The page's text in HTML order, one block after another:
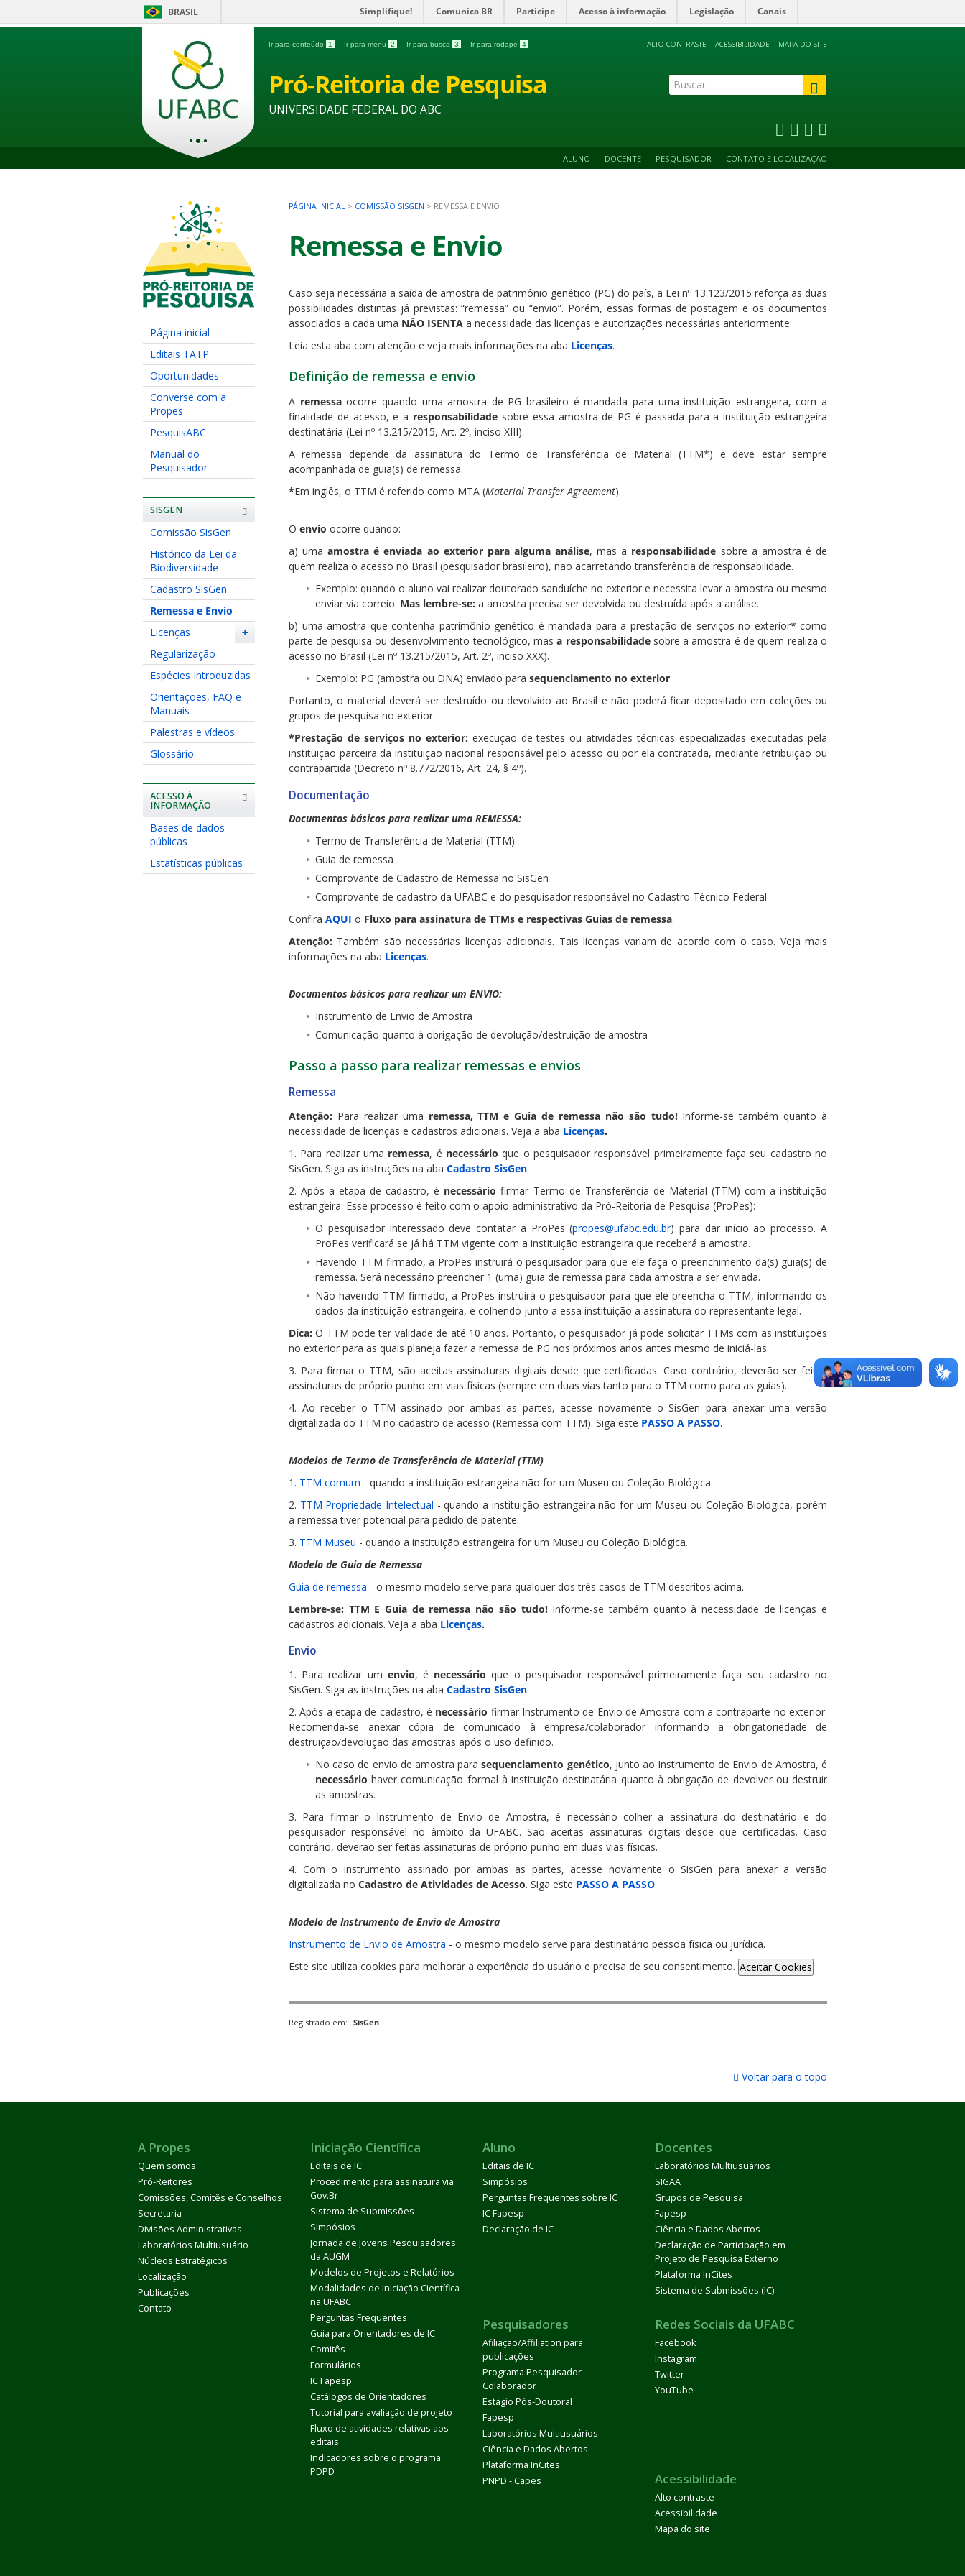
BRASIL Simplifique! Comunica BR Participe Acesso à informação Legislação Canais
Ir para conteúdo 1 Ir para menu 2 Ir para busca 3 Ir para rodapé 4 ALTO CONTRASTE ACESSIBILIDADE MAPA DO SITE
Pró-Reitoria de Pesquisa
UNIVERSIDADE FEDERAL DO ABC
ALUNO DOCENTE PESQUISADOR CONTATO E LOCALIZAÇÃO
Página inicial
Editais TATP
Oportunidades
Converse com a
Propes
PesquisABC
Manual do
Pesquisador
SISGEN
Comissão SisGen
Histórico da Lei da
Biodiversidade
Cadastro SisGen
Remessa e Envio
+
Licenças
Regularização
Espécies Introduzidas
Orientações, FAQ e
Manuais
Palestras e vídeos
Glossário
ACESSO À
INFORMAÇÃO
Bases de dados
públicas
Estatísticas públicas
PÁGINA INICIAL > COMISSÃO SISGEN > REMESSA E ENVIO
Remessa e Envio
Caso seja necessária a saída de amostra de patrimônio genético (PG) do país, a Lei nº 13.123/2015 reforça as duas
possibilidades distintas já previstas: “remessa” ou “envio”. Porém, essas formas de postagem e os documentos
associados a cada uma NÃO ISENTA a necessidade das licenças e autorizações necessárias anteriormente.
Leia esta aba com atenção e veja mais informações na aba Licenças.
Definição de remessa e envio
A remessaocorre quando uma amostra de PG brasileiro é mandada para uma instituição estrangeira, com a
finalidade de acesso, e a responsabilidade sobre essa amostra de PG é passada para a instituição estrangeira
destinatária (Lei nº 13.215/2015, Art. 2º, inciso XIII).
A remessa depende da assinatura do Termo de Transferência de Material (TTM*) e deve estar sempre
acompanhada de guia(s) de remessa.
*Em inglês, o TTM é referido como MTA (Material Transfer Agreement).
O envio ocorre quando:
a) uma amostra é enviada ao exterior para alguma análise, mas a responsabilidade sobre a amostra é de
quem realiza o acesso no Brasil (pesquisador brasileiro), não acarretando transferência de responsabilidade.
Exemplo: quando o aluno vai realizar doutorado sanduíche no exterior e necessita levar a amostra ou mesmo
enviar via correio. Mas lembre-se: a amostra precisa ser devolvida ou destruída após a análise.
b) uma amostra que contenha patrimônio genético é mandada para a prestação de serviços no exterior* como
parte de pesquisa ou desenvolvimento tecnológico, masa responsabilidade sobre a amostra é de quem realiza o
acesso no Brasil (Lei nº 13.215/2015, Art. 2º, inciso XXX).
Exemplo: PG (amostra ou DNA) enviado para sequenciamento no exterior.
Portanto, o material deverá ser destruído ou devolvido ao Brasil e não poderá ficar depositado em coleções ou
grupos de pesquisa no exterior.
*Prestação de serviços no exterior: execução de testes ou atividades técnicas especializadas executadas pela
instituição parceira da instituição nacional responsável pelo acesso ou por ela contratada, mediante retribuição ou
contrapartida (Decreto nº 8.772/2016, Art. 24, § 4º).
Documentação
Documentos básicos para realizar uma REMESSA:
Termo de Transferência de Material (TTM)
Guia de remessa
Comprovante de Cadastro de Remessa no SisGen
Comprovante de cadastro da UFABC e do pesquisador responsável no Cadastro Técnico Federal
Confira AQUI o Fluxo para assinatura de TTMs e respectivas Guias de remessa.
Atenção: Também são necessárias licenças adicionais. Tais licenças variam de acordo com o caso. Veja mais
informações na aba Licenças.
Documentos básicos para realizar um ENVIO:
Instrumento de Envio de Amostra
Comunicação quanto à obrigação de devolução/destruição de amostra
Passo a passo para realizar remessas e envios
Remessa
Atenção: Para realizar uma remessa, TTM e Guia de remessa não são tudo!Informe-se também quanto à
necessidade de licenças e cadastros adicionais. Veja a aba Licenças.
1. Para realizar uma remessa, é necessário que o pesquisador responsável primeiramente faça seu cadastro no
SisGen. Siga as instruções na aba Cadastro SisGen.
2. Após a etapa de cadastro, é necessário firmar Termo de Transferência de Material (TTM) com a instituição
estrangeira. Esse processo é feito com o apoio administrativo da Pró-Reitoria de Pesquisa (ProPes):
O pesquisador interessado deve contatar a ProPes (propes@ufabc.edu.br) para dar início ao processo. A
ProPes verificará se já há TTM vigente com a instituição estrangeira que receberá a amostra.
Havendo TTM firmado, a ProPes instruirá o pesquisador para que ele faça o preenchimento da(s) guia(s) de
remessa. Será necessário preencher 1 (uma) guia de remessa para cada amostra a ser enviada.
Não havendo TTM firmado, a ProPes instruirá o pesquisador para que ele preencha o TTM, informando os
dados da instituição estrangeira, e colhendo junto a essa instituição a assinatura do representante legal.
Dica: O TTM pode ter validade de até 10 anos. Portanto, o pesquisador já pode solicitar TTMs com as instituições
no exterior para as quais planeja fazer a remessa de PG nos próximos anos antes mesmo de iniciá-las.
3. Para firmar o TTM, são aceitas assinaturas digitais desde que certificadas. Caso contrário, deverão ser feitas
assinaturas de próprio punho em vias físicas (sempre em duas vias tanto para o TTM como para as guias).
4. Ao receber o TTM assinado por ambas as partes, acesse novamente o SisGen para anexar uma versão
digitalizada do TTM no cadastro de acesso (Remessa com TTM). Siga este PASSO A PASSO.
Modelos de Termo de Transferência de Material (TTM)
1. TTM comum - quando a instituição estrangeira não for um Museu ou Coleção Biológica.
2. TTM Propriedade Intelectual - quando a instituição estrangeira não for um Museu ou Coleção Biológica, porém
a remessa tiver potencial para pedido de patente.
3. TTM Museu - quando a instituição estrangeira for um Museu ou Coleção Biológica.
Modelo de Guia de Remessa
Guia de remessa - o mesmo modelo serve para qualquer dos três casos de TTM descritos acima.
Lembre-se: TTM E Guia de remessa não são tudo!Informe-se também quanto à necessidade de licenças e
cadastros adicionais. Veja a aba Licenças.
Envio
1. Para realizar um envio, é necessário que o pesquisador responsável primeiramente faça seu cadastro no
SisGen. Siga as instruções na aba Cadastro SisGen.
2. Após a etapa de cadastro, é necessário firmar Instrumento de Envio de Amostra com a contraparte no exterior.
Recomenda-se anexar cópia de comunicado à empresa/colaborador informando a obrigatoriedade de
destruição/devolução das amostras após o uso definido.
No caso de envio de amostra parasequenciamento genético, junto ao Instrumento de Envio de Amostra, é
necessário haver comunicação formal à instituição destinatária quanto à obrigação de devolver ou destruir
as amostras.
3. Para firmar o Instrumento de Envio de Amostra, é necessário colher a assinatura do destinatário e do
pesquisador responsável no âmbito da UFABC. São aceitas assinaturas digitais desde que certificadas. Caso
contrário, deverão ser feitas assinaturas de próprio punho em duas vias físicas.
4. Com o instrumento assinado por ambas as partes, acesse novamente o SisGen para anexar a versão
digitalizada no Cadastro de Atividades de Acesso. Siga este PASSO A PASSO.
Modelo de Instrumento de Envio de Amostra
Instrumento de Envio de Amostra - o mesmo modelo serve para destinatário pessoa física ou jurídica.
Este site utiliza cookies para melhorar a experiência do usuário e precisa de seu consentimento. Aceitar Cookies
Registrado em: SisGen
Voltar para o topo
A Propes
Quem somos
Pró-Reitores
Comissões, Comitês e Conselhos
Secretaria
Divisões Administrativas
Laboratórios Multiusuário
Núcleos Estratégicos
Localização
Publicações
Contato
Iniciação Científica
Editais de IC
Procedimento para assinatura via
Gov.Br
Sistema de Submissões
Simpósios
Jornada de Jovens Pesquisadores
da AUGM
Modelos de Projetos e Relatórios
Modalidades de Iniciação Científica
na UFABC
Perguntas Frequentes
Guia para Orientadores de IC
Comitês
Formulários
IC Fapesp
Catálogos de Orientadores
Tutorial para avaliação de projeto
Fluxo de atividades relativas aos
editais
Indicadores sobre o programa
PDPD
Aluno
Editais de IC
Simpósios
Perguntas Frequentes sobre IC
IC Fapesp
Declaração de IC
Docentes
Laboratórios Multiusuários
SIGAA
Grupos de Pesquisa
Fapesp
Ciência e Dados Abertos
Declaração de Participação em
Projeto de Pesquisa Externo
Plataforma InCites
Sistema de Submissões (IC)
Pesquisadores
Afiliação/Affiliation para
publicações
Programa Pesquisador
Colaborador
Estágio Pós-Doutoral
Fapesp
Laboratórios Multiusuários
Ciência e Dados Abertos
Plataforma InCites
PNPD - Capes
Redes Sociais da UFABC
Facebook
Instagram
Twitter
YouTube
Acessibilidade
Alto contraste
Acessibilidade
Mapa do site